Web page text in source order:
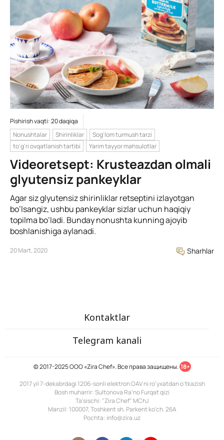
Pishirish vaqti: 20 daqiqa
Nonushtalar
Shirinliklar
Sog'lom turmush tarzi
to'g'ri ovqatlanish tartibi
Yarim tayyor mahsulotlar
Videoretsept: Krusteazdan olmali
glyutensiz pankeyklar
Agar siz glyutensiz shirinliklar retseptini izlayotgan
bo’lsangiz, ushbu pankeyklar sizlar uchun haqiqiy
topilma bo’ladi. Bunday nonushta kunning ajoyib
boshlanishiga aylanadi.
20 Mart, 2020 Sharhlar
Kontaktlar
Telegram kanali
© 2017-2025 ООО «Zira Chef». Все права защищены. 18+
2017 yil 7-dekabrdagi 1206-sonli elektron OAV ni ro'yxatdan o'tkazish
Bosh muharrir: Sultonova Ra’no Furqat qizi
Ta'sischi: "Zira Chef" MChJ
Manzil: 100007, Toshkent sh. Parkent ko'ch. 26A
Pochta: info@zira.uz